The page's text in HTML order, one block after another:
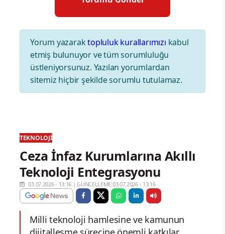
Yorum yazaraktopluluk kurallarımızı kabul
etmiş bulunuyor ve tüm sorumluluğu
üstleniyorsunuz. Yazılan yorumlardan
sitemiz hiçbir şekilde sorumlu tutulamaz.
TEKNOLOJI
Ceza İnfaz Kurumlarına Akıllı
Teknoloji Entegrasyonu
03.07.2026 - 13:16 |GÜNCELLEME:03.07.2026 - 13:16
Milli teknoloji hamlesine ve kamunun